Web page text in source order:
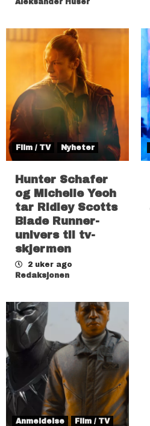
Aleksander Huser
Film / TV Nyheter
Hunter Schafer
og Michelle Yeoh
tar Ridley Scotts
Blade Runner-
univers til tv-
skjermen
2 uker ago
Redaksjonen
Anmeldelse Film / TV